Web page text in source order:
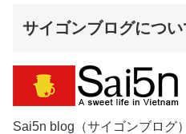
サイゴンブログについ
Sai5n blog（サイゴンブログ